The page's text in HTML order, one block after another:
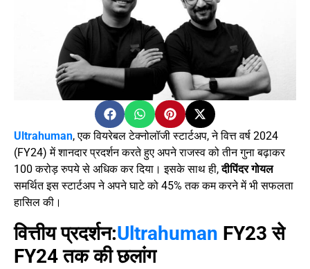
Ultrahuman, एक वियरेबल टेक्नोलॉजी स्टार्टअप, ने वित्त वर्ष 2024
(FY24) में शानदार प्रदर्शन करते हुए अपने राजस्व को तीन गुना बढ़ाकर
100 करोड़ रुपये से अधिक कर दिया। इसके साथ ही,दीपिंदर गोयल
समर्थित इस स्टार्टअप ने अपने घाटे को 45% तक कम करने में भी सफलता
हासिल की।
वित्तीय प्रदर्शन:Ultrahuman FY23 से
FY24 तक की छलांग